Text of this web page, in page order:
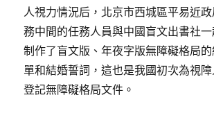
人視力情況后，北京市西城區平易近
務中間的任務人員與中國盲文出書社
制作了盲文版、年夜字版無障礙格局
單和結婚誓詞，這也是我國初次為視
登記無障礙格局文件。